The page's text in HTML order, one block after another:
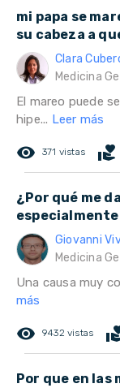
mi papa se
su cabeza a
Clara
Medicina
El mareo puede
hipe... Leer más
remove_red_eye 371 vistas volunteer_activism
¿Por qué me
Giovanni
Medicina
Una causa muy
más
remove_red_eye 9432 vistas
Por que en las